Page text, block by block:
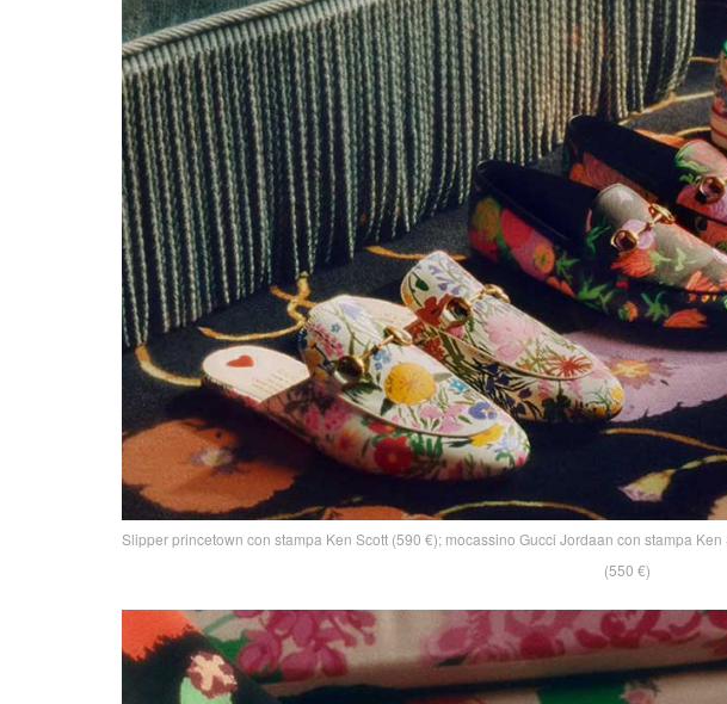
Slipper princetown con stampa Ken Scott (590 €); mocassino Gucci Jordaan con stampa
(550 €)